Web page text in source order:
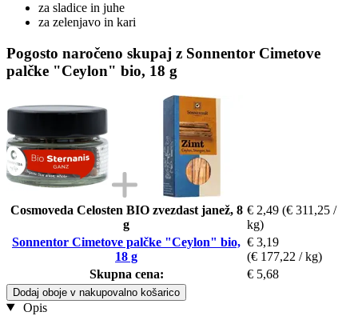
za sladice in juhe
za zelenjavo in kari
Pogosto naročeno skupaj z Sonnentor Cimetove
palčke "Ceylon" bio, 18 g
Cosmoveda Celosten BIO zvezdast janež, 8
g
€ 2,49 (€ 311,25 /
kg)
Sonnentor Cimetove palčke "Ceylon" bio,
18 g
€ 3,19
(€ 177,22 / kg)
Skupna cena:
€ 5,68
Dodaj oboje v nakupovalno košarico
Opis